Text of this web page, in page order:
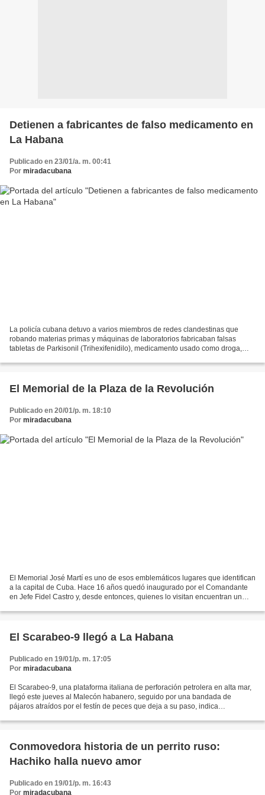
Detienen a fabricantes de falso medicamento en
La Habana
Publicado en 23/01/a. m. 00:41
Por miradacubana
La policía cubana detuvo a varios miembros de redes clandestinas que
robando materias primas y máquinas de laboratorios fabricaban falsas
tabletas de Parkisonil (Trihexifenidilo), medicamento usado como droga,
El Memorial de la Plaza de la Revolución
Publicado en 20/01/p. m. 18:10
Por miradacubana
El Memorial José Martí es uno de esos emblemáticos lugares que identifican
a la capital de Cuba. Hace 16 años quedó inaugurado por el Comandante
en Jefe Fidel Castro y, desde entonces, quienes lo visitan encuentran un
El Scarabeo-9 llegó a La Habana
Publicado en 19/01/p. m. 17:05
Por miradacubana
El Scarabeo-9, una plataforma italiana de perforación petrolera en alta mar,
llegó este jueves al Malecón habanero, seguido por una bandada de
pájaros atraídos por el festín de peces que deja a su paso, indica
Conmovedora historia de un perrito ruso:
Hachiko halla nuevo amor
Publicado en 19/01/p. m. 16:43
Por miradacubana